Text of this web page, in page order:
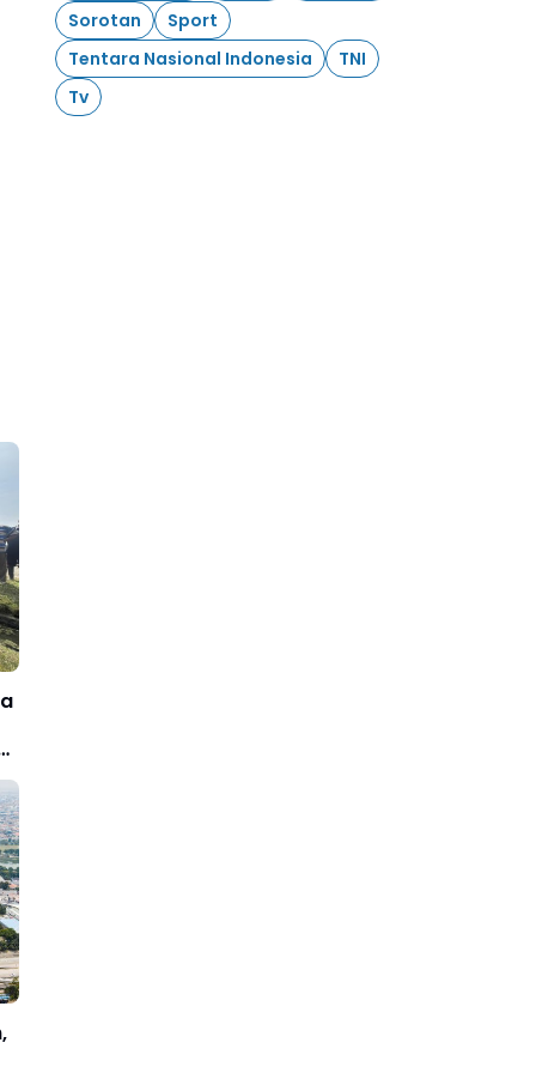
Sorotan
Sport
Tentara Nasional Indonesia
TNI
Tv